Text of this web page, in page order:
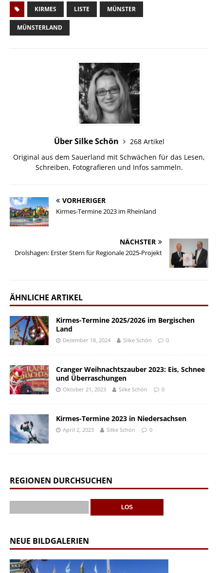
KIRMES LISTE MÜNSTER
MÜNSTERLAND
Über Silke Schön
268 Artikel
Original aus dem Sauerland mit Schwächen für das Lesen,
Schreiben, Fotografieren und Infos sammeln.
VORHERIGER
Kirmes-Termine 2023 im Rheinland
NÄCHSTER
Drolshagen: Erster Stern für Regionale 2025-Projekt
ÄHNLICHE ARTIKEL
Kirmes-Termine 2025/2026 im Bergischen
Land
Dezember 18, 2024 Silke Schön 0
Cranger Weihnachtszauber 2023: Eis, Schnee
und Überraschungen
Oktober 21, 2023 Silke Schön 0
Kirmes-Termine 2023 in Niedersachsen
April 2, 2023 Silke Schön 0
REGIONEN DURCHSUCHEN
NEUE BILDGALERIEN